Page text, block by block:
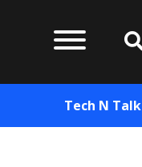
Tech N Talk